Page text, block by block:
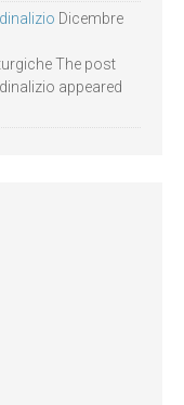
Dicembre
The post
appeared